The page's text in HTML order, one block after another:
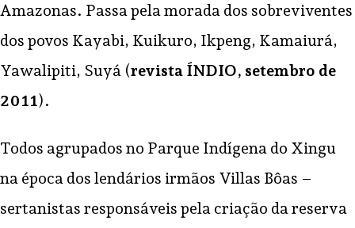
Amazonas. Passa pela morada dos sobreviventes
dos povos Kayabi, Kuikuro, Ikpeng, Kamaiurá,
Yawalipiti, Suyá (revista ÍNDIO, setembro de
2011).
Todos agrupados no Parque Indígena do Xingu
na época dos lendários irmãos Villas Bôas –
sertanistas responsáveis pela criação da reserva